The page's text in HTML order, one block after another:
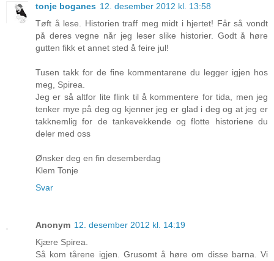
tonje boganes 12. desember 2012 kl. 13:58
Tøft å lese. Historien traff meg midt i hjertet! Får så vondt
på deres vegne når jeg leser slike historier. Godt å høre
gutten fikk et annet sted å feire jul!
Tusen takk for de fine kommentarene du legger igjen hos
meg, Spirea.
Jeg er så altfor lite flink til å kommentere for tida, men jeg
tenker mye på deg og kjenner jeg er glad i deg og at jeg er
takknemlig for de tankevekkende og flotte historiene du
deler med oss
Ønsker deg en fin desemberdag
Klem Tonje
Svar
Anonym 12. desember 2012 kl. 14:19
Kjære Spirea.
Så kom tårene igjen. Grusomt å høre om disse barna. Vi